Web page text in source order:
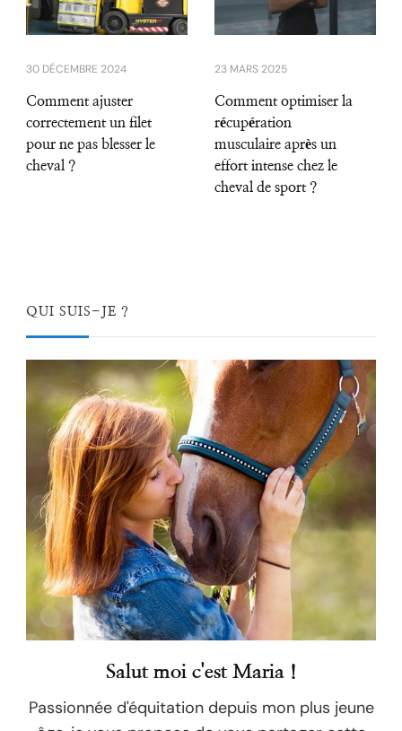
30 DÉCEMBRE 2024
Comment ajuster
correctement un filet
pour ne pas blesser le
cheval ?
23 MARS 2025
Comment optimiser la
récupération
musculaire après un
effort intense chez le
cheval de sport ?
QUI SUIS-JE ?
Salut moi c'est Maria !
Passionnée d'équitation depuis mon plus jeune